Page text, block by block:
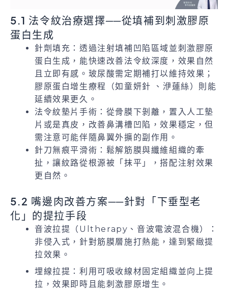
5.1 法令紋治療選擇──從填補到刺激膠原
蛋白生成
針劑填充：透過注射填補凹陷區域並刺激膠原
蛋白生成，能快速改善法令紋深度，效果自然
且立即有感。玻尿酸需定期補打以維持效果；
膠原蛋白增生療程（如童妍針 、洢蓮絲）則能
延續效果更久。
法令紋墊片手術：從骨膜下剝離，置入人工墊
片或是真皮，改善鼻溝槽凹陷，效果穩定，但
需注意可能伴隨鼻翼外擴的副作用。
針刀無痕平滑術：鬆解筋膜與纖維組織的牽
扯，讓紋路從根源被「抹平」，搭配注射效果
更自然。
5.2 嘴邊肉改善方案──針對「下垂型老
化」的提拉手段
音波拉提（Ultherapy、音波電波混合機）：
非侵入式，針對筋膜層施打熱能，達到緊緻提
拉效果。
埋線拉提：利用可吸收線材固定組織並向上提
拉，效果即時且能刺激膠原增生。